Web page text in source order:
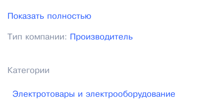
Показать полностью
Тип компании: Производитель
Категории
Электротовары и электрооборудование